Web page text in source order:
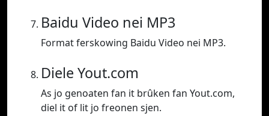
Baidu Video nei MP3
Format ferskowing Baidu Video nei MP3.
Diele Yout.com
As jo genoaten fan it brûken fan Yout.com,
diel it of lit jo freonen sjen.